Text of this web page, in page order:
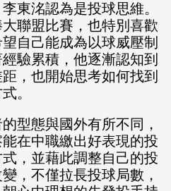
東洺認為是投球思維。
聯盟比賽，也特別喜歡
自己能成為以球威壓制
驗累積，他逐漸認知到
，也開始思考如何找到
。
型態與國外有所不同，
在中職繳出好表現的投
，並藉此調整自己的投
，不僅拉長投球局數，